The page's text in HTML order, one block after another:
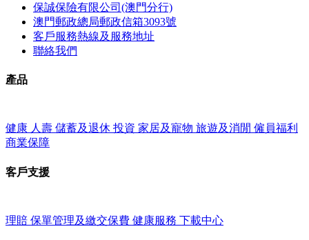
保誠保險有限公司(澳門分行)
澳門郵政總局郵政信箱3093號
客戶服務熱線及服務地址
聯絡我們
產品
健康 人壽 儲蓄及退休 投資 家居及寵物 旅遊及消閒 僱員福利
商業保障
客戶支援
理賠 保單管理及繳交保費 健康服務 下載中心